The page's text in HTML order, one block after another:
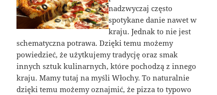
nadzwyczaj często
spotykane danie nawet w
kraju. Jednak to nie jest
schematyczna potrawa. Dzięki temu możemy
powiedzieć, że użytkujemy tradycję oraz smak
innych sztuk kulinarnych, które pochodzą z innego
kraju. Mamy tutaj na myśli Włochy. To naturalnie
dzięki temu możemy oznajmić, że pizza to typowo